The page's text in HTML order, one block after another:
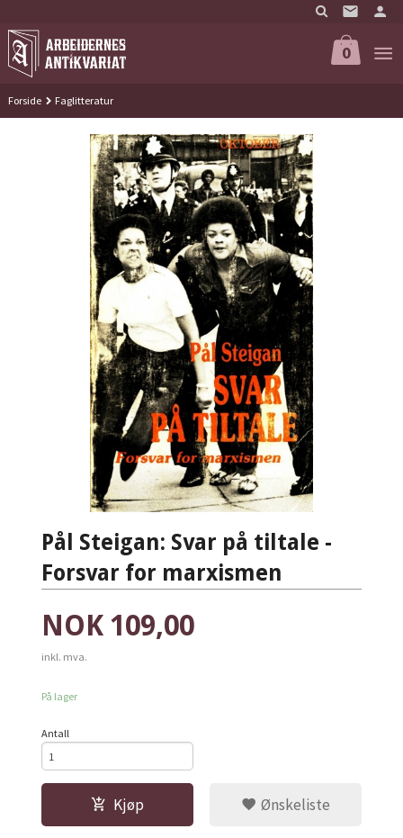
til
innholdet
0
Forside Faglitteratur
Pål Steigan: Svar på tiltale -
Forsvar for marxismen
Pris
NOK 109,00
inkl. mva.
På lager
Antall
Kjøp Ønskeliste